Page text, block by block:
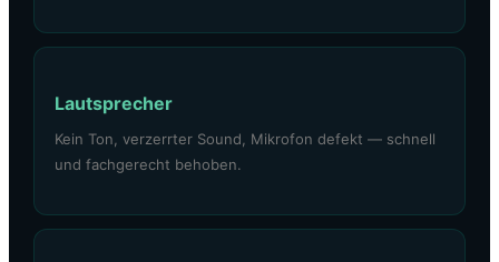
Lautsprecher
Kein Ton, verzerrter Sound, Mikrofon defekt — schnell
und fachgerecht behoben.